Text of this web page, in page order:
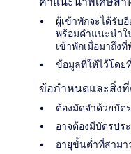
ผู้เข้าพักจะได้รับ
พร้อมคำแนะนำใ
เข้าพักเมื่อมาถึงที่
ข้อมูลที่ให้ไว้โดย
ข้อกำหนดและสิ่งที่
ต้องมัดจำด้วยบัต
อาจต้องมีบัตรปร
อายุขั้นต่ำที่สามา